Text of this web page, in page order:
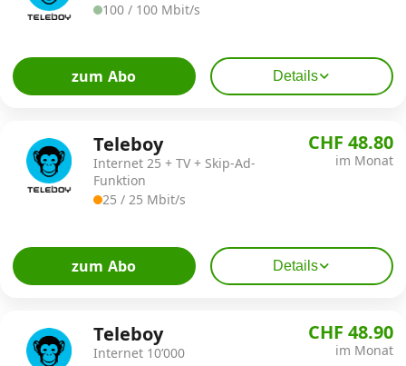
100 / 100 Mbit/s
zum Abo Details
Teleboy
Internet 25 + TV + Skip-Ad-
Funktion
25 / 25 Mbit/s
CHF 48.80
im Monat
zum Abo Details
Teleboy
Internet 10’000
CHF 48.90
im Monat